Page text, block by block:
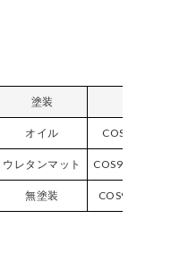
塗装
オイル COS90F-RU
ウレタンマット COS90VPM-
無塗装 COS90NC-RU